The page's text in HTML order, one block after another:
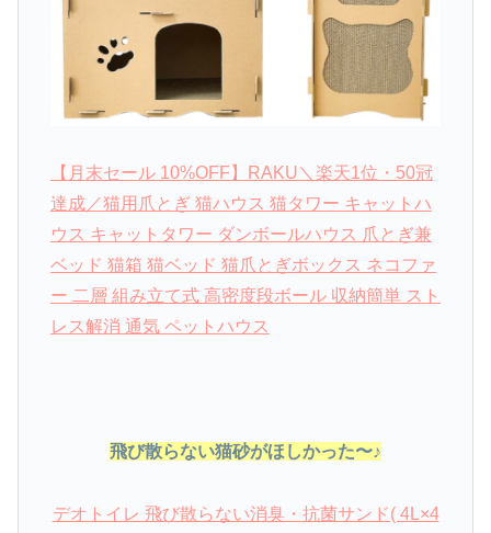
【月末セール 10%OFF】RAKU＼楽天1位・50冠
達成／猫用爪とぎ 猫ハウス 猫タワー キャットハ
ウス キャットタワー ダンボールハウス 爪とぎ兼
ベッド 猫箱 猫ベッド 猫爪とぎボックス ネコファ
ー 二層 組み立て式 高密度段ボール 収納簡単 スト
レス解消 通気 ペットハウス
飛び散らない猫砂がほしかった〜♪
デオトイレ 飛び散らない消臭・抗菌サンド( 4L×4